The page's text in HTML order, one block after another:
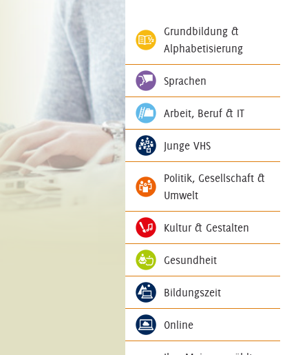
Grundbildung &
Alphabetisierung
Sprachen
Arbeit, Beruf & IT
Junge VHS
Politik, Gesellschaft &
Umwelt
Kultur & Gestalten
Gesundheit
Bildungszeit
Online